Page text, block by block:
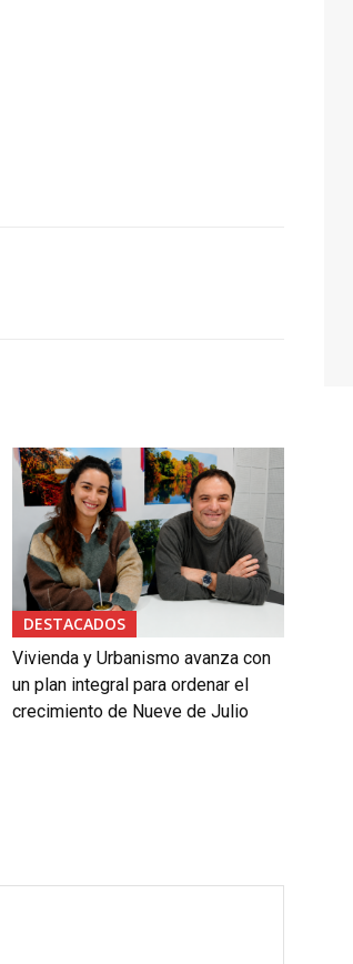
DESTACADOS
Vivienda y Urbanismo avanza con
un plan integral para ordenar el
crecimiento de Nueve de Julio